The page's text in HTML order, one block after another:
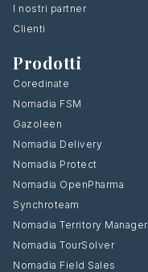
I nostri partner
Clienti
Prodotti
Coredinate
Nomadia FSM
Gazoleen
Nomadia Delivery
Nomadia Protect
Nomadia OpenPharma
Synchroteam
Nomadia Territory Manager
Nomadia TourSolver
Nomadia Field Sales